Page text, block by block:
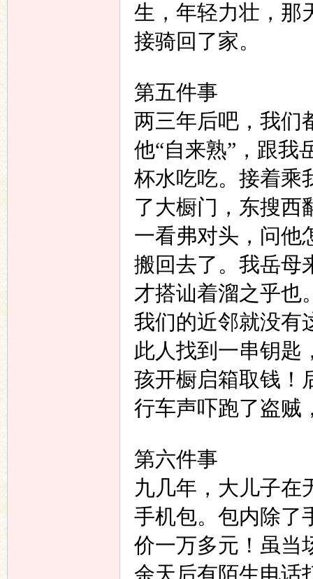
生，年轻力壮，那
接骑回了家。
第五件事
两三年后吧，我们
他“自来熟” ，跟我
杯水吃吃。接着乘
了大橱门，东搜西
一看弗对头，问他
搬回去了。我岳母
才搭讪着溜之乎也
我们的近邻就没有
此人找到一串钥匙
孩开橱启箱取钱！
行车声吓跑了盗
第六件事
九几年，大儿子在
手机包。包内除了
价一万多元！虽当
余天后有陌生电话